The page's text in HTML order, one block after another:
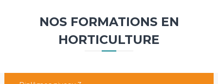
NOS FORMATIONS EN
HORTICULTURE